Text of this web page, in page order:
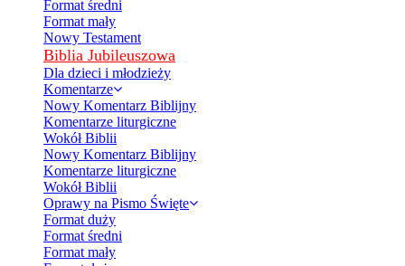
Format średni
Format mały
Nowy Testament
Biblia Jubileuszowa
Dla dzieci i młodzieży
Komentarze
Nowy Komentarz Biblijny
Komentarze liturgiczne
Wokół Biblii
Nowy Komentarz Biblijny
Komentarze liturgiczne
Wokół Biblii
Oprawy na Pismo Święte
Format duży
Format średni
Format mały